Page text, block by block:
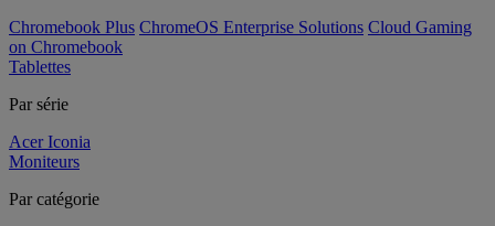
Chromebook Plus ChromeOS Enterprise Solutions Cloud Gaming
on Chromebook
Tablettes
Par série
Acer Iconia
Moniteurs
Par catégorie